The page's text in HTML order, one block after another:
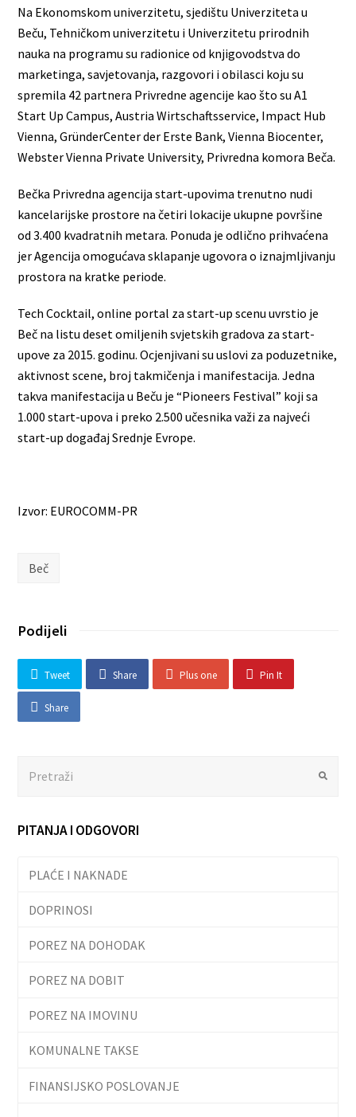
Na Ekonomskom univerzitetu, sjedištu Univerziteta u
Beču, Tehničkom univerzitetu i Univerzitetu prirodnih
nauka na programu su radionice od knjigovodstva do
marketinga, savjetovanja, razgovori i obilasci koju su
spremila 42 partnera Privredne agencije kao što su A1
Start Up Campus, Austria Wirtschaftsservice, Impact Hub
Vienna, GründerCenter der Erste Bank, Vienna Biocenter,
Webster Vienna Private University, Privredna komora Beča.
Bečka Privredna agencija start-upovima trenutno nudi
kancelarijske prostore na četiri lokacije ukupne površine
od 3.400 kvadratnih metara. Ponuda je odlično prihvaćena
jer Agencija omogućava sklapanje ugovora o iznajmljivanju
prostora na kratke periode.
Tech Cocktail, online portal za start-up scenu uvrstio je
Beč na listu deset omiljenih svjetskih gradova za start-
upove za 2015. godinu. Ocjenjivani su uslovi za poduzetnike,
aktivnost scene, broj takmičenja i manifestacija. Jedna
takva manifestacija u Beču je “Pioneers Festival” koji sa
1.000 start-upova i preko 2.500 učesnika važi za najveći
start-up događaj Srednje Evrope.
Izvor: EUROCOMM-PR
Beč
Podijeli
Tweet Share Plus one Pin It
Share
Submit
PITANJA I ODGOVORI
PLAĆE I NAKNADE
DOPRINOSI
POREZ NA DOHODAK
POREZ NA DOBIT
POREZ NA IMOVINU
KOMUNALNE TAKSE
FINANSIJSKO POSLOVANJE